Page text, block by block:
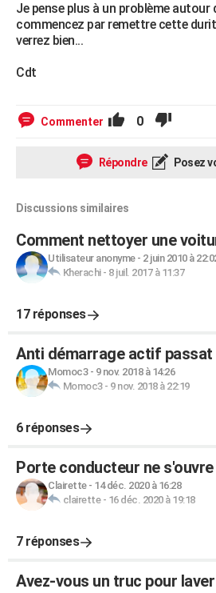
Je pense plus à un problème autour
commencez par remettre cette
verrez bien...
Cdt
Commenter 0
Répondre Posez
Discussions similaires
Comment nettoyer une
Utilisateur anonyme- 2 juin 2010 à
Kherachi- 8 juil. 2017 à 11:37
17 réponses
Anti démarrage actif passat
Momoc3- 9 nov. 2018 à 14:26
Momoc3- 9 nov. 2018 à 22:19
6 réponses
Porte conducteur ne
Clairette- 14 déc. 2020 à 16:28
clairette- 16 déc. 2020 à 19:18
7 réponses
Avez-vous un truc pour